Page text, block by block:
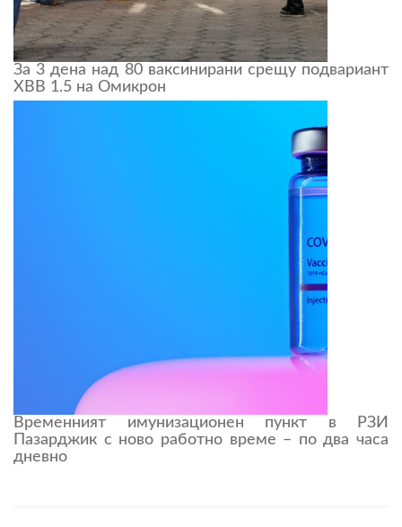
За 3 дена над 80 ваксинирани срещу подвариант
XBB 1.5 на Омикрон
Временният имунизационен пункт в РЗИ
Пазарджик с ново работно време – по два часа
дневно